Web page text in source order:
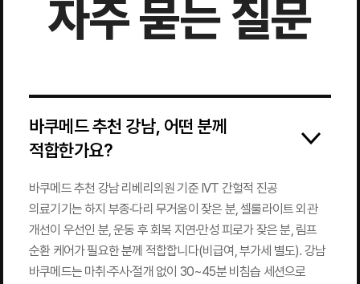
자주 묻는 질문
바쿠메드 추천 강남, 어떤 분께
적합한가요?
바쿠메드 추천 강남 리베리의원 기준 IVT 간헐적 진공
의료기기는 하지 부종·다리 무거움이 잦은 분, 셀룰라이트 외관
개선이 우선인 분, 운동 후 회복 지연·만성 피로가 잦은 분, 림프
순환 케어가 필요한 분께 적합합니다(비급여, 부가세 별도). 강남
바쿠메드는 마취·주사·절개 없이 30~45분 비침습 세션으로